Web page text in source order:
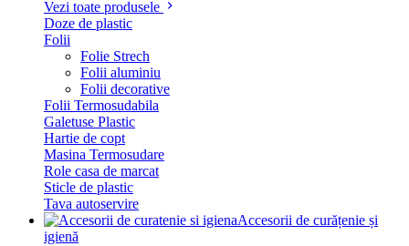
Vezi toate produsele
Doze de plastic
Folii
Folie Strech
Folii aluminiu
Folii decorative
Folii Termosudabila
Galetuse Plastic
Hartie de copt
Masina Termosudare
Role casa de marcat
Sticle de plastic
Tava autoservire
Accesorii de curățenie și
igienă